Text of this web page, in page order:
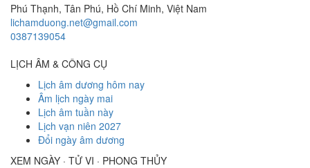
Phú Thạnh, Tân Phú, Hồ Chí Minh, Việt Nam
lichamduong.net@gmail.com
0387139054
LỊCH ÂM & CÔNG CỤ
Lịch âm dương hôm nay
Âm lịch ngày mai
Lịch âm tuần này
Lịch vạn niên 2027
Đổi ngày âm dương
XEM NGÀY · TỬ VI · PHONG THỦY